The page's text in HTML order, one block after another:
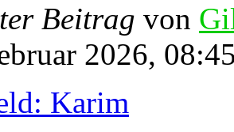
Beitrag von
2026,
Karim